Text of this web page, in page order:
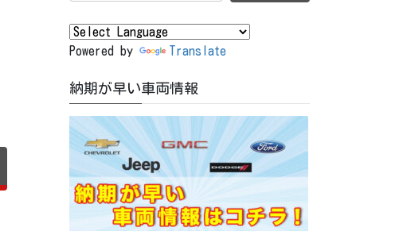
Powered by Translate
納期が早い車両情報